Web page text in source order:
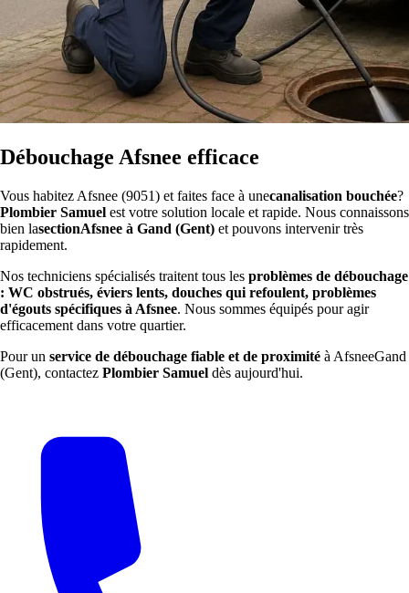
Débouchage Afsnee efficace
Vous habitez Afsnee (9051) et faites face à unecanalisation bouchée?
Plombier Samuel est votre solution locale et rapide. Nous connaissons
bien lasectionAfsnee à Gand (Gent) et pouvons intervenir très
rapidement.
Nos techniciens spécialisés traitent tous les problèmes de débouchage
: WC obstrués, éviers lents, douches qui refoulent, problèmes
d'égouts spécifiques à Afsnee. Nous sommes équipés pour agir
efficacement dans votre quartier.
Pour un service de débouchage fiable et de proximité à AfsneeGand
(Gent), contactez Plombier Samuel dès aujourd'hui.